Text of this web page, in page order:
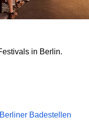
in Berlin.
Badestellen